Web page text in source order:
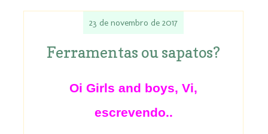
23 de novembro de 2017
Ferramentas ou sapatos?
Oi Girls and boys, Vi,
escrevendo..